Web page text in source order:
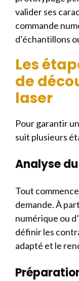
valider ses
commande
d’échantillons
Les
de
laser
Pour garantir
suit plusieurs
Analyse
Tout
demande. À
numérique ou
définir les
adapté et le